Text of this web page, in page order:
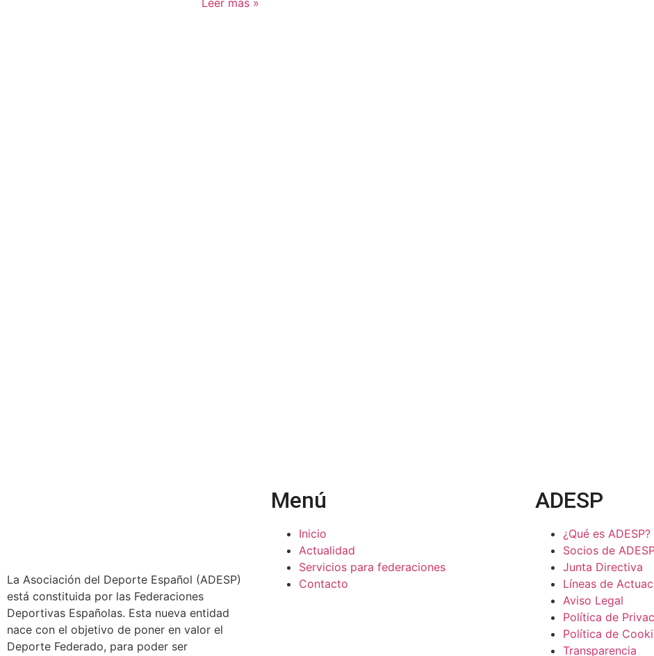
La Asociación del Deporte Español (ADESP)
está constituida por las Federaciones
Deportivas Españolas. Esta nueva entidad
nace con el objetivo de poner en valor el
Deporte Federado, para poder ser
Menú
Inicio
Actualidad
Servicios para federaciones
Contacto
ADESP
¿Qué es ADESP?
Socios de
Junta Directiva
Líneas de
Aviso Legal
Política de
Política de
Transparencia